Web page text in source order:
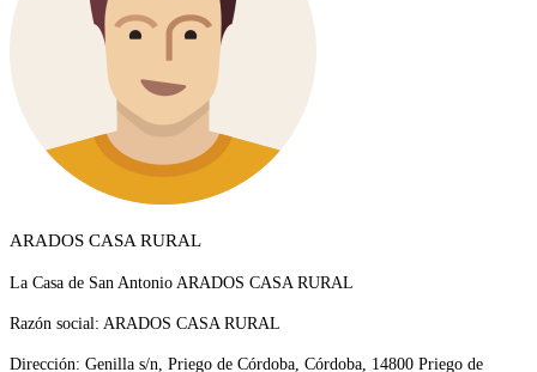
ARADOS CASA RURAL
La Casa de San Antonio ARADOS CASA RURAL
Razón social: ARADOS CASA RURAL
Dirección: Genilla s/n, Priego de Córdoba, Córdoba, 14800 Priego de